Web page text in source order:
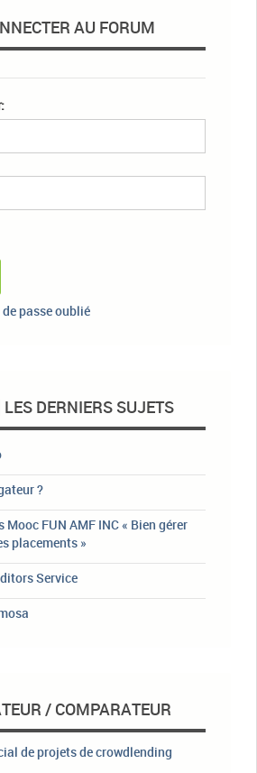
AU FORUM
passe oublié
DERNIERS SUJETS
?
FUN AMF INC « Bien gérer
placements »
Service
/ COMPARATEUR